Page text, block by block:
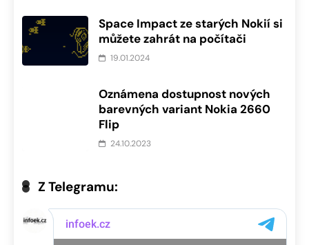
Space Impact ze starých Nokií si
můžete zahrát na počítači
19.01.2024
Oznámena dostupnost nových
barevných variant Nokia 2660
Flip
24.10.2023
Z Telegramu: